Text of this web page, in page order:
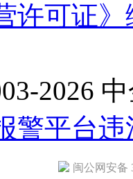
许可证
2026
警平台违
闽公网安备